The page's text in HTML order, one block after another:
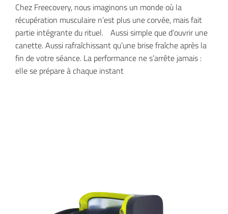
Chez Freecovery, nous imaginons un monde où la
récupération musculaire n’est plus une corvée, mais fait
partie intégrante du rituel. Aussi simple que d’ouvrir une
canette. Aussi rafraîchissant qu’une brise fraîche après la
fin de votre séance. La performance ne s’arrête jamais :
elle se prépare à chaque instant